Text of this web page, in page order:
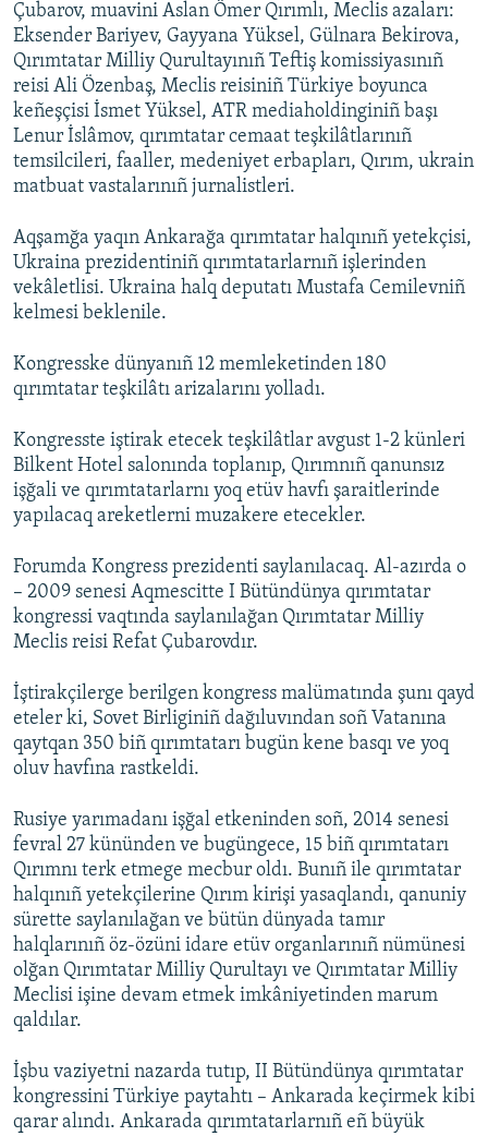
Çubarov, muavini Aslan Ömer Qırımlı, Meclis azaları:
Eksender Bariyev, Gayyana Yüksel, Gülnara Bekirova,
Qırımtatar Milliy Qurultayınıñ Teftiş komissiyasınıñ
reisi Ali Özenbaş, Meclis reisiniñ Türkiye boyunca
keñeşçisi İsmet Yüksel, ATR mediaholdinginiñ başı
Lenur İslâmov, qırımtatar cemaat teşkilâtlarınıñ
temsilcileri, faaller, medeniyet erbapları, Qırım, ukrain
matbuat vastalarınıñ jurnalistleri.
Aqşamğa yaqın Ankarağa qırımtatar halqınıñ yetekçisi,
Ukraina prezidentiniñ qırımtatarlarnıñ işlerinden
vekâletlisi. Ukraina halq deputatı Mustafa Cemilevniñ
kelmesi beklenile.
Kongresske dünyanıñ 12 memleketinden 180
qırımtatar teşkilâtı arizalarını yolladı.
Kongresste iştirak etecek teşkilâtlar avgust 1-2 künleri
Bilkent Hotel salonında toplanıp, Qırımnıñ qanunsız
işğali ve qırımtatarlarnı yoq etüv havfı şaraitlerinde
yapılacaq areketlerni muzakere etecekler.
Forumda Kongress prezidenti saylanılacaq. Al-azırda o
– 2009 senesi Aqmescitte I Bütündünya qırımtatar
kongressi vaqtında saylanılağan Qırımtatar Milliy
Meclis reisi Refat Çubarovdır.
İştirakçilerge berilgen kongress malümatında şunı qayd
eteler ki, Sovet Birliginiñ dağıluvından soñ Vatanına
qaytqan 350 biñ qırımtatarı bugün kene basqı ve yoq
oluv havfına rastkeldi.
Rusiye yarımadanı işğal etkeninden soñ, 2014 senesi
fevral 27 kününden ve bugüngece, 15 biñ qırımtatarı
Qırımnı terk etmege mecbur oldı. Bunıñ ile qırımtatar
halqınıñ yetekçilerine Qırım kirişi yasaqlandı, qanuniy
sürette saylanılağan ve bütün dünyada tamır
halqlarınıñ öz-özüni idare etüv organlarınıñ nümünesi
olğan Qırımtatar Milliy Qurultayı ve Qırımtatar Milliy
Meclisi işine devam etmek imkâniyetinden marum
qaldılar.
İşbu vaziyetni nazarda tutıp, II Bütündünya qırımtatar
kongressini Türkiye paytahtı – Ankarada keçirmek kibi
qarar alındı. Ankarada qırımtatarlarnıñ eñ büyük